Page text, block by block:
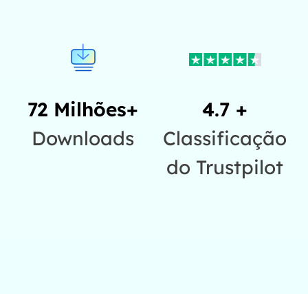
72 Milhões+
Downloads
4.7 +
Classificação
do Trustpilot